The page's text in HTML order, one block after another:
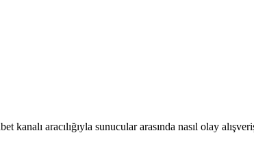
aracılığıyla sunucular arasında nasıl olay